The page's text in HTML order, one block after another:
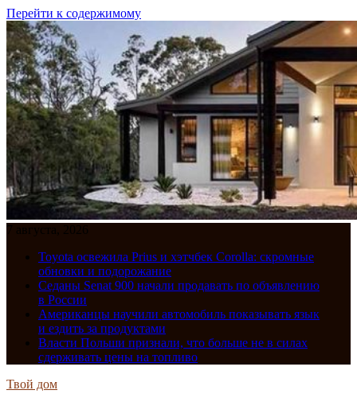
Перейти к содержимому
7 августа, 2026
Toyota освежила Prius и хэтчбек Corolla: скромные
обновки и подорожание
Седаны Senat 900 начали продавать по объявлению
в России
Американцы научили автомобиль показывать язык
и ездить за продуктами
Власти Польши признали, что больше не в силах
сдерживать цены на топливо
Твой дом